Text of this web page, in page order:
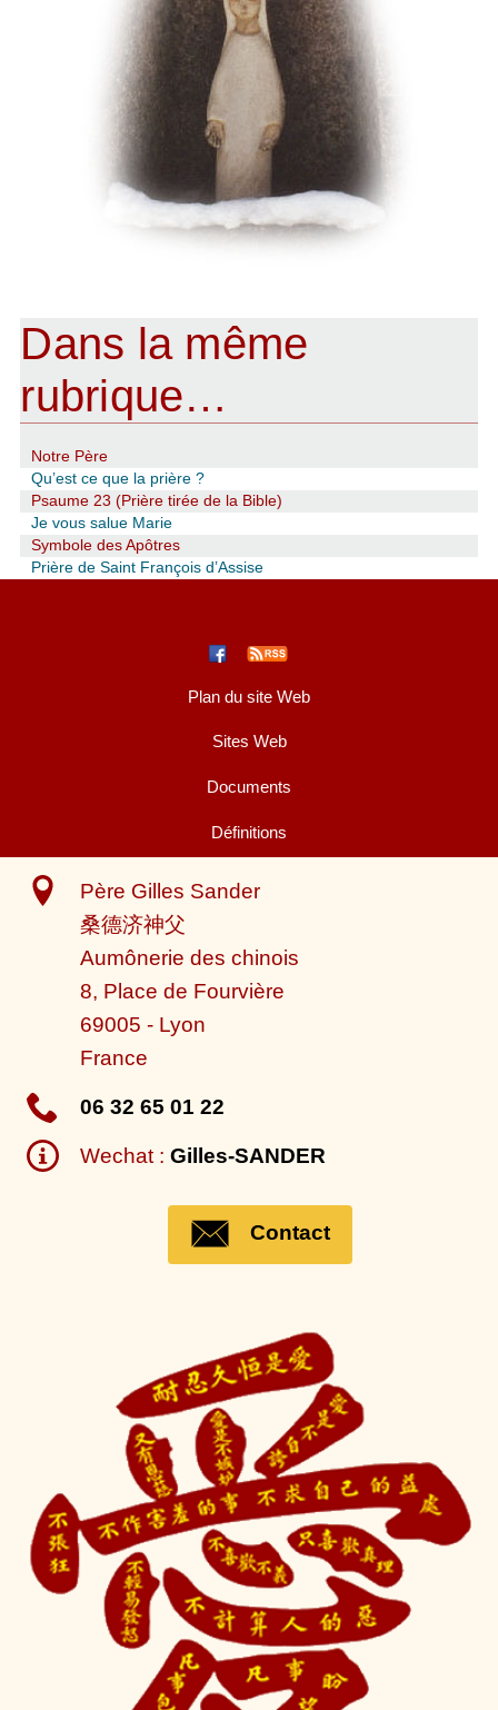
Dans la même
rubrique…
Notre Père
Qu’est ce que la prière ?
Psaume 23 (Prière tirée de la Bible)
Je vous salue Marie
Symbole des Apôtres
Prière de Saint François d’Assise
Plan du site Web
Sites Web
Documents
Définitions
Père Gilles Sander
桑德济神父
Aumônerie des chinois
8, Place de Fourvière
69005 - Lyon
France
06 32 65 01 22
Wechat :Gilles-SANDER
Contact